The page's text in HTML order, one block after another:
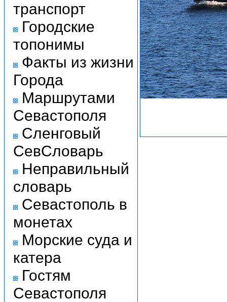
транспорт
Городские
топонимы
Факты из жизни
Города
Маршрутами
Севастополя
Сленговый
СевСловарь
Неправильный
словарь
Севастополь в
монетах
Морские суда и
катера
Гостям
Севастополя